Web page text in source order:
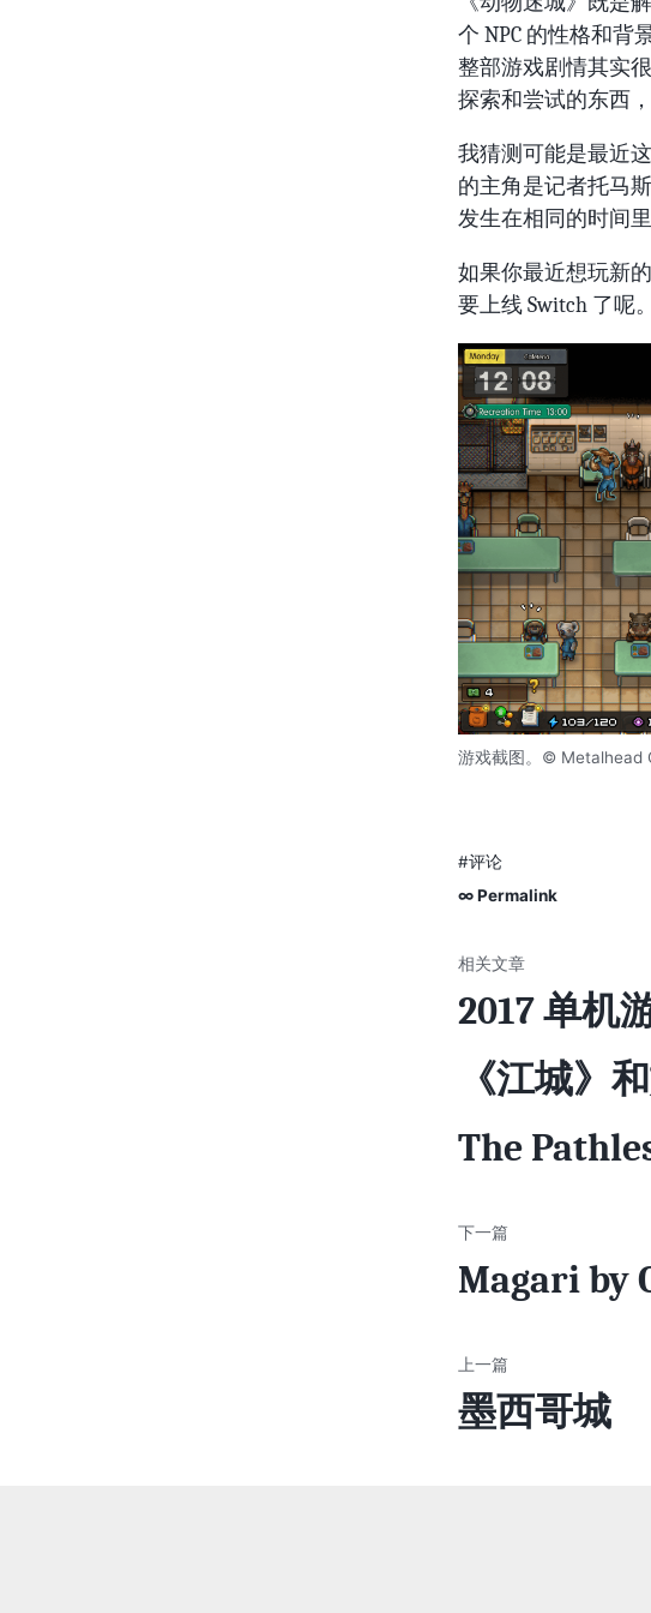
个 NPC 的性格和背
整部游戏剧情其实
探索和尝试的东西
我猜测可能是最近
的主角是记者托马
发生在相同的时间
如果你最近想玩新
要上线 Switch 了呢。
游戏截图。© Metalhead
#评论
∞ Permalink
2017 单机
《江城》
The
Magari by
墨西哥城